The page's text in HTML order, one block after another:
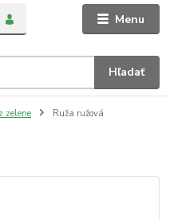
Menu
Hľadať
zelene Ruža ružová